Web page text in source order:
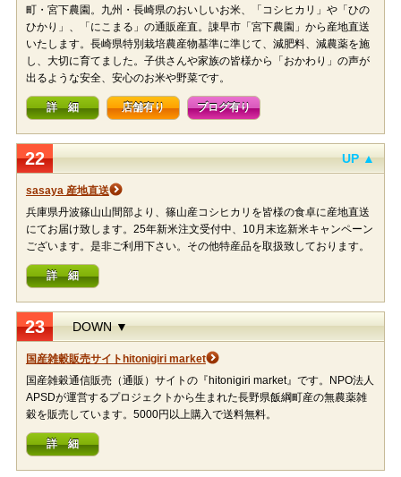
町・宮下農園。九州・長崎県のおいしいお米、「コシヒカリ」や「ひの
ひかり」、「にこまる」の通販産直。諌早市「宮下農園」から産地直送
いたします。長崎県特別栽培農産物基準に準じて、減肥料、減農薬を施
し、大切に育てました。子供さんや家族の皆様から「おかわり」の声が
出るような安全、安心のお米や野菜です。
詳 細 店舗有り ブログ有り
22 UP ▲
sasaya 産地直送
兵庫県丹波篠山山間部より、篠山産コシヒカリを皆様の食卓に産地直送
にてお届け致します。25年新米注文受付中、10月末迄新米キャンペーン
ございます。是非ご利用下さい。その他特産品を取扱致しております。
詳 細
23 DOWN ▼
国産雑穀販売サイトhitonigiri market
国産雑穀通信販売（通販）サイトの『hitonigiri market』です。NPO法人
APSDが運営するプロジェクトから生まれた長野県飯綱町産の無農薬雑
穀を販売しています。5000円以上購入で送料無料。
詳 細